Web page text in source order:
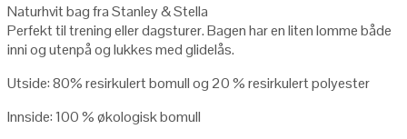
Naturhvit bag fra Stanley & Stella
Perfekt til trening eller dagsturer. Bagen har en liten lomme både
inni og utenpå og lukkes med glidelås.
Utside: 80% resirkulert bomull og 20 % resirkulert polyester
Innside: 100 % økologisk bomull